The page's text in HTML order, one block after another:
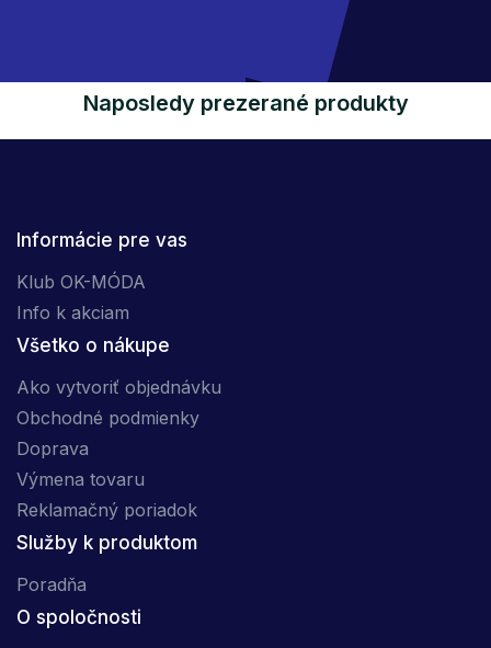
Naposledy prezerané produkty
Informácie pre vas
Klub OK-MÓDA
Info k akciam
Všetko o nákupe
Ako vytvoriť objednávku
Obchodné podmienky
Doprava
Výmena tovaru
Reklamačný poriadok
Služby k produktom
Poradňa
O spoločnosti